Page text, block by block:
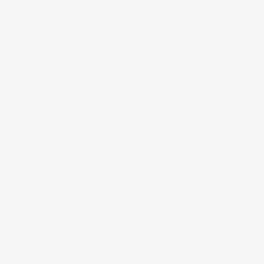
Öffnungszeiten und Informationen zu
erfolgt sind.
Raum werden aufgegriffen.